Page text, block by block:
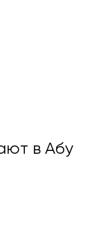
в Абу